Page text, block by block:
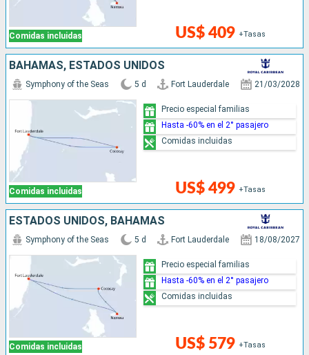
Comidas incluidas US$ 409 +Tasas
BAHAMAS, ESTADOS UNIDOS
Comidas incluidas
Symphony of the Seas 5 d Fort Lauderdale 21/03/2028
US$ 499 +Tasas
Precio especial familias
Hasta -60% en el 2° pasajero
Comidas incluidas
ESTADOS UNIDOS, BAHAMAS
Comidas incluidas
Symphony of the Seas 5 d Fort Lauderdale 18/08/2027
US$ 579 +Tasas
Precio especial familias
Hasta -60% en el 2° pasajero
Comidas incluidas